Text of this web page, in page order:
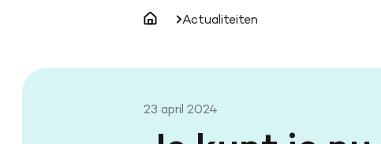
Homepagina
Actualiteiten
23 april 2024